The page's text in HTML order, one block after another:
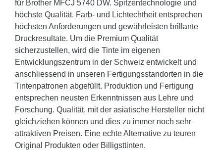
für Brother MFCJ 5740 DW. Spitzentechnologie und
höchste Qualität. Farb- und Lichtechtheit entsprechen
höchsten Anforderungen und gewährleisten brillante
Druckresultate. Um die Premium Qualität
sicherzustellen, wird die Tinte im eigenen
Entwicklungszentrum in der Schweiz entwickelt und
anschliessend in unseren Fertigungsstandorten in die
Tintenpatronen abgefüllt. Produktion und Fertigung
entsprechen neusten Erkenntnissen aus Lehre und
Forschung. Qualität, mit der asiatische Hersteller nicht
gleichziehen können und dies zu immer noch sehr
attraktiven Preisen. Eine echte Alternative zu teuren
Original Produkten oder Billigsttinten.